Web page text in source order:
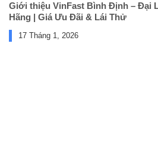
Giới thiệu VinFast Bình Định – Đại
Hãng | Giá Ưu Đãi & Lái Thử
17 Tháng 1, 2026